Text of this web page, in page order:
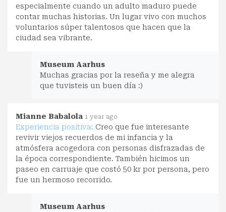
especialmente cuando un adulto maduro puede
contar muchas historias. Un lugar vivo con muchos
voluntarios súper talentosos que hacen que la
ciudad sea vibrante.
Museum Aarhus
Muchas gracias por la reseña y me alegra
que tuvisteis un buen día :)
Mianne Babalola 1 year ago
Experiencia positiva: Creo que fue interesante
revivir viejos recuerdos de mi infancia y la
atmósfera acogedora con personas disfrazadas de
la época correspondiente. También hicimos un
paseo en carruaje que costó 50 kr por persona, pero
fue un hermoso recorrido.
Museum Aarhus